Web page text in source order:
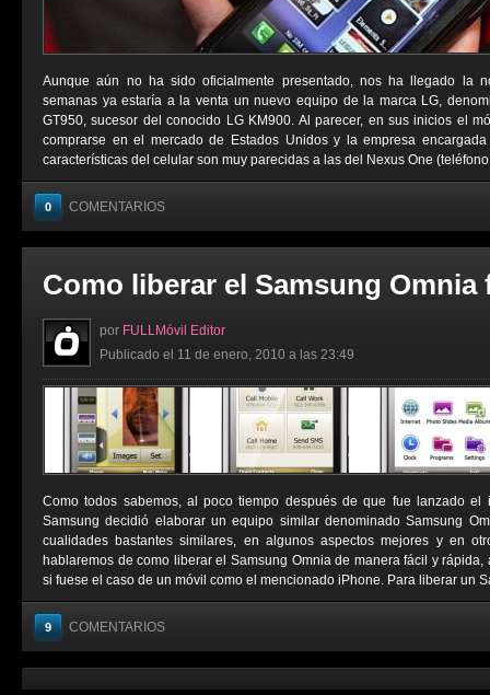
Aunque aún no ha sido oficialmente presentado, nos ha llegado la
semanas ya estaría a la venta un nuevo equipo de la marca LG,
GT950, sucesor del conocido LG KM900. Al parecer, en sus inicios el
comprarse en el mercado de Estados Unidos y la empresa
características del celular son muy parecidas a las del Nexus One
0 COMENTARIOS
Como liberar el Samsung
por FULLMóvil Editor
Publicado el 11 de enero, 2010 a las 23:49
Como todos sabemos, al poco tiempo después de que fue lanzado el
Samsung decidió elaborar un equipo similar denominado Samsung
cualidades bastantes similares, en algunos aspectos mejores y en
hablaremos de como liberar el Samsung Omnia de manera fácil y
si fuese el caso de un móvil como el mencionado iPhone. Para liberar un
9 COMENTARIOS